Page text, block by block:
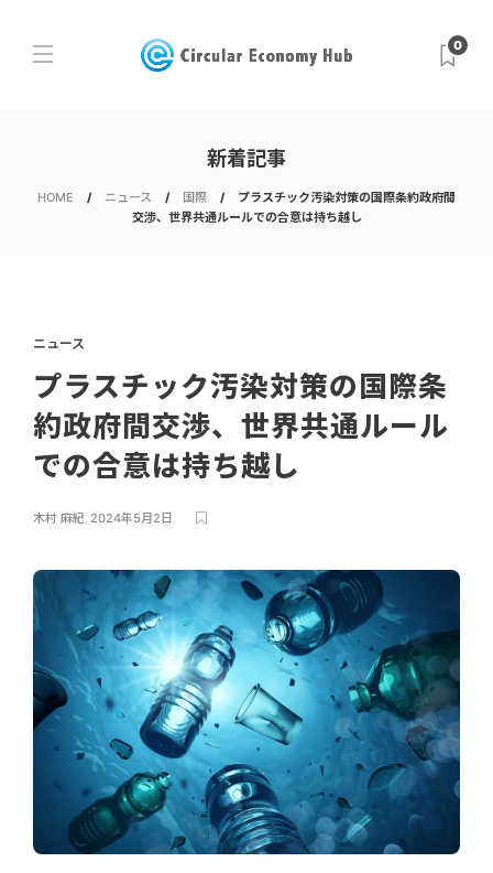
0
新着記事
HOME ニュース 国際
プラスチック汚染対策の国際条約政府間
交渉、世界共通ルールでの合意は持ち越し
ニュース
プラスチック汚染対策の国際条
約政府間交渉、世界共通ルール
での合意は持ち越し
木村 麻紀, 2024年5月2日